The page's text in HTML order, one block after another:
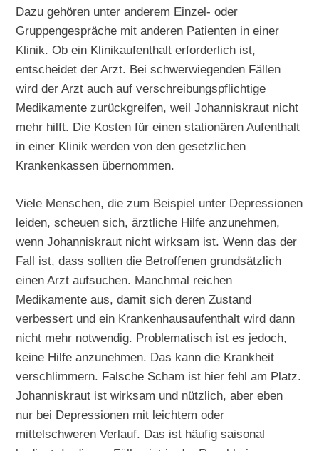
Dazu gehören unter anderem Einzel- oder
Gruppengespräche mit anderen Patienten in einer
Klinik. Ob ein Klinikaufenthalt erforderlich ist,
entscheidet der Arzt. Bei schwerwiegenden Fällen
wird der Arzt auch auf verschreibungspflichtige
Medikamente zurückgreifen, weil Johanniskraut nicht
mehr hilft. Die Kosten für einen stationären Aufenthalt
in einer Klinik werden von den gesetzlichen
Krankenkassen übernommen.
Viele Menschen, die zum Beispiel unter Depressionen
leiden, scheuen sich, ärztliche Hilfe anzunehmen,
wenn Johanniskraut nicht wirksam ist. Wenn das der
Fall ist, dass sollten die Betroffenen grundsätzlich
einen Arzt aufsuchen. Manchmal reichen
Medikamente aus, damit sich deren Zustand
verbessert und ein Krankenhausaufenthalt wird dann
nicht mehr notwendig. Problematisch ist es jedoch,
keine Hilfe anzunehmen. Das kann die Krankheit
verschlimmern. Falsche Scham ist hier fehl am Platz.
Johanniskraut ist wirksam und nützlich, aber eben
nur bei Depressionen mit leichtem oder
mittelschweren Verlauf. Das ist häufig saisonal